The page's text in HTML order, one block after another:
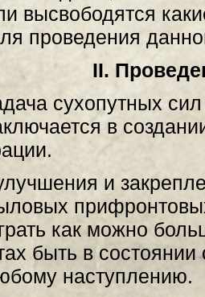
высвободятся
проведения
II.
сухопутных
в
и
как можно
быть в
наступлению.